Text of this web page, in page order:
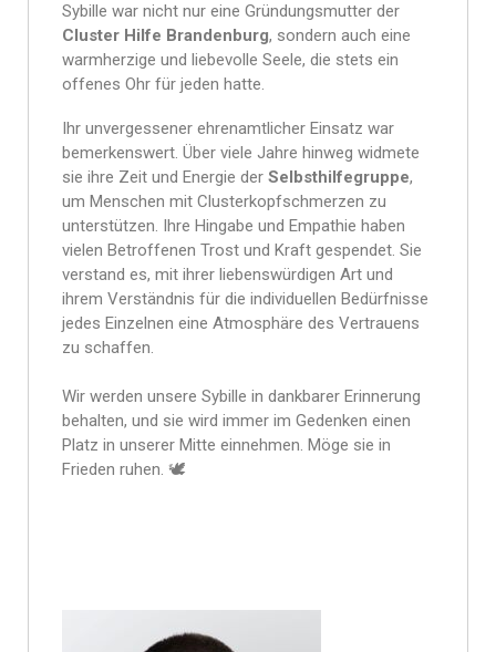
Sybille war nicht nur eine Gründungsmutter der
Cluster Hilfe Brandenburg, sondern auch eine
warmherzige und liebevolle Seele, die stets ein
offenes Ohr für jeden hatte.
Ihr unvergessener ehrenamtlicher Einsatz war
bemerkenswert. Über viele Jahre hinweg widmete
sie ihre Zeit und Energie der Selbsthilfegruppe,
um Menschen mit Clusterkopfschmerzen zu
unterstützen. Ihre Hingabe und Empathie haben
vielen Betroffenen Trost und Kraft gespendet. Sie
verstand es, mit ihrer liebenswürdigen Art und
ihrem Verständnis für die individuellen Bedürfnisse
jedes Einzelnen eine Atmosphäre des Vertrauens
zu schaffen.
Wir werden unsere Sybille in dankbarer Erinnerung
behalten, und sie wird immer im Gedenken einen
Platz in unserer Mitte einnehmen. Möge sie in
Frieden ruhen. 🕊️